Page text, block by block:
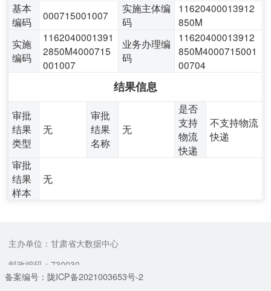
基本
编码
000715001007
实施主体编
码
11620400013912
850M
实施
编码
1162040001391
2850M4000715
001007
业务办理编
码
11620400013912
850M4000715001
00704
结果信息
审批
结果
类型
无
审批
结果
名称
无
是否
支持
物流
快递
不支持物流
快递
审批
结果
样本
无
主办单位：甘肃省大数据中心
邮政编码：730030
备案编号：陇ICP备2021003653号-2